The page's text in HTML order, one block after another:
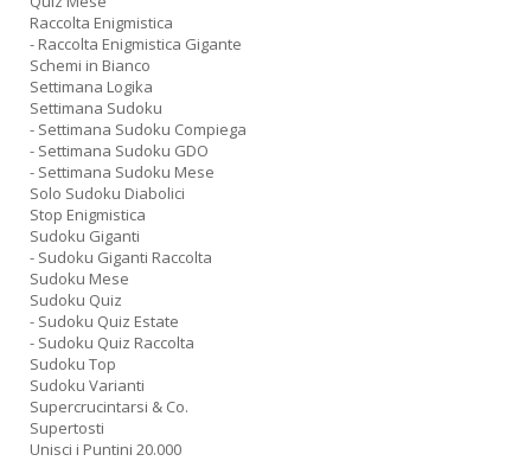
Raccolta Enigmistica
- Raccolta Enigmistica Gigante
Schemi in Bianco
Settimana Logika
Settimana Sudoku
- Settimana Sudoku Compiega
- Settimana Sudoku GDO
- Settimana Sudoku Mese
Solo Sudoku Diabolici
Stop Enigmistica
Sudoku Giganti
- Sudoku Giganti Raccolta
Sudoku Mese
Sudoku Quiz
- Sudoku Quiz Estate
- Sudoku Quiz Raccolta
Sudoku Top
Sudoku Varianti
Supercrucintarsi & Co.
Supertosti
Unisci i Puntini 20.000